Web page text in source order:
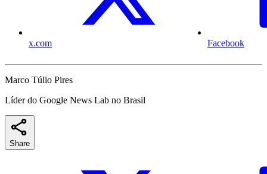
x.com Facebook
Marco Túlio Pires
Líder do Google News Lab no Brasil
Share